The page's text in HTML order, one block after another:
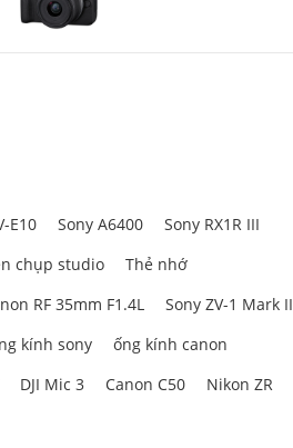
E10 Sony A6400
Sony RX1R III
chụp studio
Thẻ nhớ
RF 35mm F1.4L
Sony ZV-1 Mark II
kính sony
ống kính canon
DJI Mic 3 Canon C50
Nikon ZR